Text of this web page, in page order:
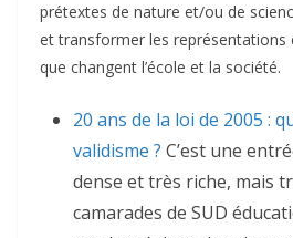
prétextes de nature et/ou de
et transformer les représentations
que changent l’école et la société.
20 ans de la loi de 2005 :
validisme ? C’est une
dense et très riche, mais
camarades de SUD